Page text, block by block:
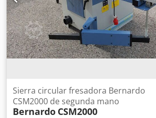
Velocidad de corte ajustable de forma
Estructura de la máquina en acero
funcionamiento silencioso - Guía de hoja
resultados de corte óptimos - Ideal para
contornos y formas complejas - Mesa de
15° en las 4 direcciones - Dispositivo de
compresor incluido en el suministro -
sierras de cinta a partir de 3 mm de
radios Crodpfx Aexaazxoqqef Alcance de
de cinta - Dispositivo soldador de cinta
recocido - Luz halógena - Tijeras - Piedra
Sierra circular fresadora Bernardo
CSM2000 de segunda mano
Bernardo CSM2000